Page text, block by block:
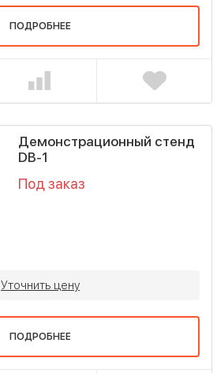
ПОДРОБНЕЕ
Демонстрационный стенд
DB-1
Под заказ
Уточнить цену
ПОДРОБНЕЕ